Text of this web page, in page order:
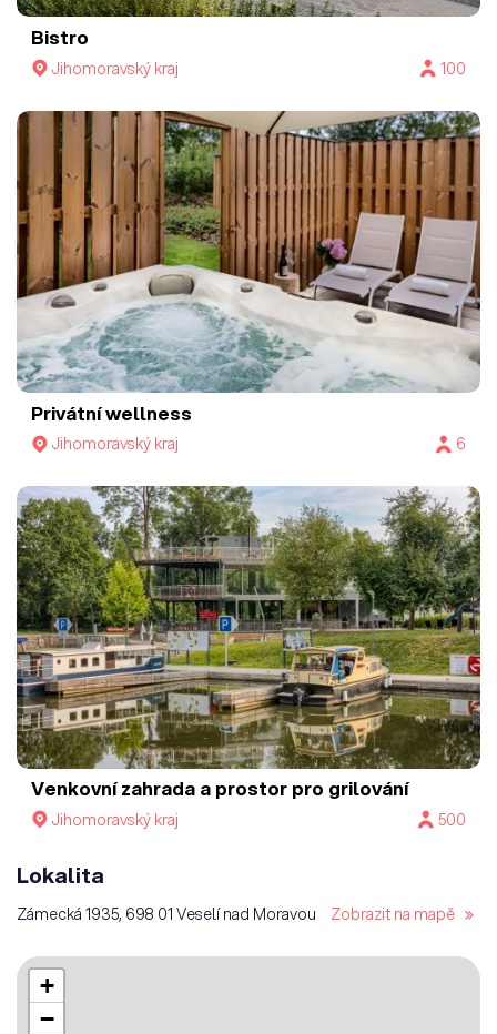
Bistro
Jihomoravský kraj 100
Privátní wellness
Jihomoravský kraj 6
Venkovní zahrada a prostor pro grilování
Jihomoravský kraj 500
Lokalita
Zámecká 1935, 698 01 Veselí nad Moravou Zobrazit na mapě
+
−